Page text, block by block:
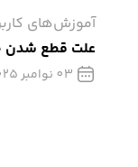
آموزش‌های
علت قطع شدن
03 نوامبر 2025